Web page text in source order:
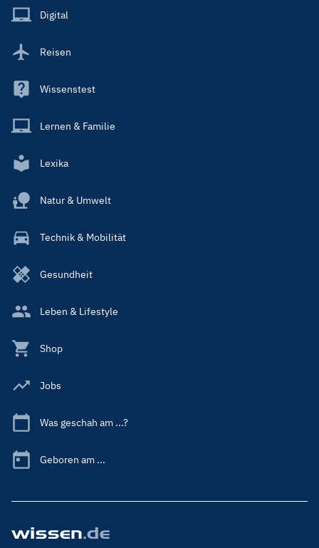
Main
Digital
Reisen
Wissenstest
Lernen & Familie
Lexika
Natur & Umwelt
Technik & Mobilität
Gesundheit
Leben & Lifestyle
Shop
Jobs
Was geschah am ...?
Geboren am ...